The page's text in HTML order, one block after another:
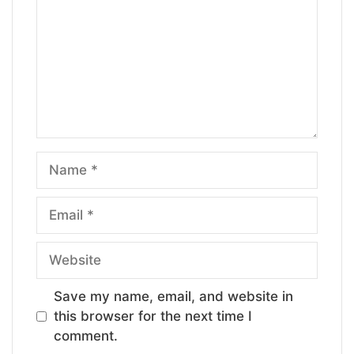
Save my name, email, and website in
this browser for the next time I
comment.